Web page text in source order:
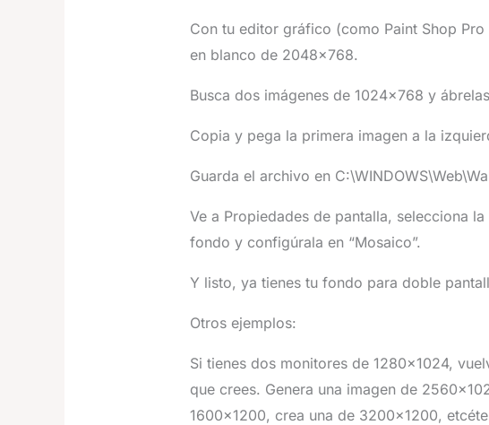
Con tu editor gráfico (como Paint Shop
en blanco de 2048×768.
Busca dos imágenes de 1024×768 y
Copia y pega la primera imagen a la
Guarda el archivo en
Ve a Propiedades de pantalla, selecciona
fondo y configúrala en “Mosaico”.
Y listo, ya tienes tu fondo para doble
Otros ejemplos:
Si tienes dos monitores de 1280×1024,
que crees. Genera una imagen de
1600×1200, crea una de 3200×1200,